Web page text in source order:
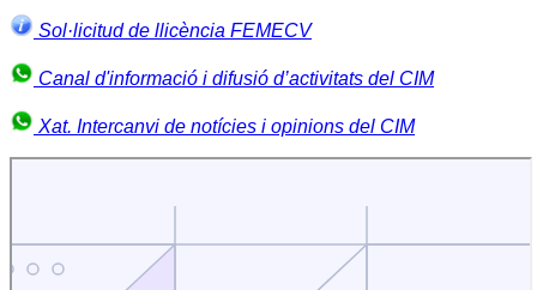
Sol·licitud de llicència FEMECV
Canal d'informació i difusió d’activitats del CIM
Xat. Intercanvi de notícies i opinions del CIM